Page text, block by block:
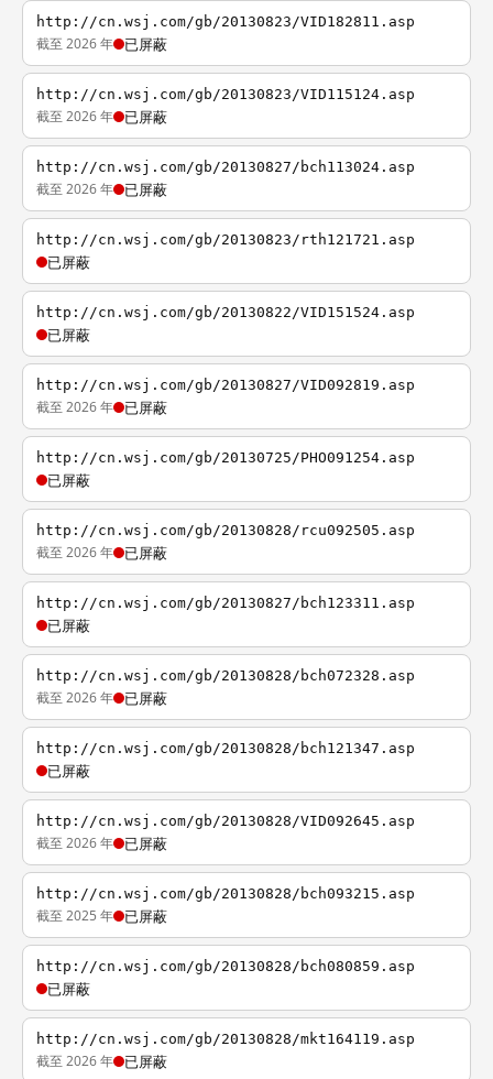
http://cn.wsj.com/gb/20130823/VID182811.asp
截至 2026 年 已屏蔽
http://cn.wsj.com/gb/20130823/VID115124.asp
截至 2026 年 已屏蔽
http://cn.wsj.com/gb/20130827/bch113024.asp
截至 2026 年 已屏蔽
http://cn.wsj.com/gb/20130823/rth121721.asp
已屏蔽
http://cn.wsj.com/gb/20130822/VID151524.asp
已屏蔽
http://cn.wsj.com/gb/20130827/VID092819.asp
截至 2026 年 已屏蔽
http://cn.wsj.com/gb/20130725/PHO091254.asp
已屏蔽
http://cn.wsj.com/gb/20130828/rcu092505.asp
截至 2026 年 已屏蔽
http://cn.wsj.com/gb/20130827/bch123311.asp
已屏蔽
http://cn.wsj.com/gb/20130828/bch072328.asp
截至 2026 年 已屏蔽
http://cn.wsj.com/gb/20130828/bch121347.asp
已屏蔽
http://cn.wsj.com/gb/20130828/VID092645.asp
截至 2026 年 已屏蔽
http://cn.wsj.com/gb/20130828/bch093215.asp
截至 2025 年 已屏蔽
http://cn.wsj.com/gb/20130828/bch080859.asp
已屏蔽
http://cn.wsj.com/gb/20130828/mkt164119.asp
截至 2026 年 已屏蔽